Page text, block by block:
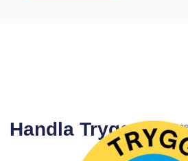
Handla Tryggt!
Vi är
E-